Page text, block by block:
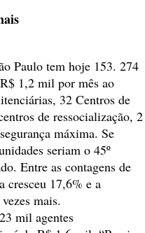
Paulo tem hoje 153. 274
1,2 mil por mês ao
32 Centros de
de ressocialização, 2
máxima. Se
seriam o 45º
Entre as contagens de
cresceu 17,6% e a
mais.
mil agentes